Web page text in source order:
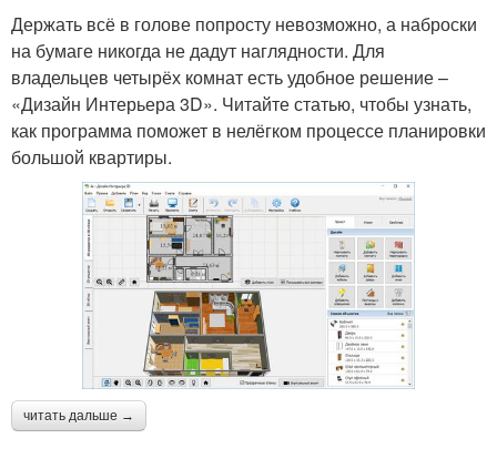
Держать всё в голове попросту невозможно, а наброски
на бумаге никогда не дадут наглядности. Для
владельцев четырёх комнат есть удобное решение –
«Дизайн Интерьера 3D». Читайте статью, чтобы узнать,
как программа поможет в нелёгком процессе планировки
большой квартиры.
читать дальше →